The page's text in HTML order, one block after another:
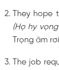
They hope
(Họ hy
Trọng âm
The job